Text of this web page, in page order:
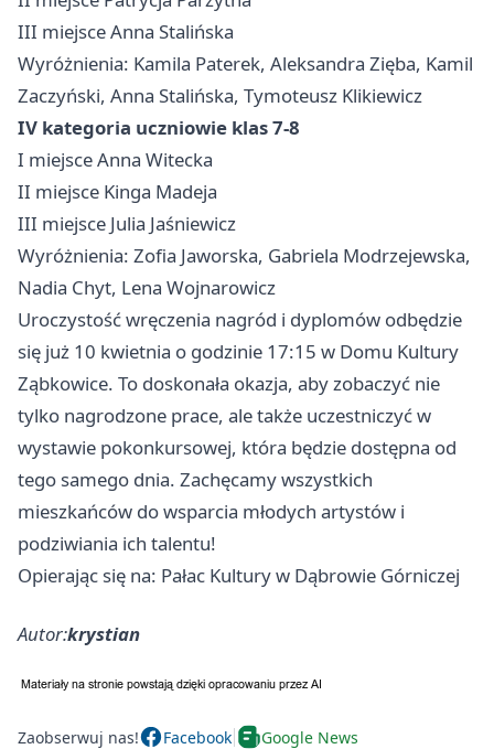
III miejsce Anna Stalińska
Wyróżnienia: Kamila Paterek, Aleksandra Zięba, Kamil
Zaczyński, Anna Stalińska, Tymoteusz Klikiewicz
IV kategoria uczniowie klas 7-8
I miejsce Anna Witecka
II miejsce Kinga Madeja
III miejsce Julia Jaśniewicz
Wyróżnienia: Zofia Jaworska, Gabriela Modrzejewska,
Nadia Chyt, Lena Wojnarowicz
Uroczystość wręczenia nagród i dyplomów odbędzie
się już 10 kwietnia o godzinie 17:15 w Domu Kultury
Ząbkowice. To doskonała okazja, aby zobaczyć nie
tylko nagrodzone prace, ale także uczestniczyć w
wystawie pokonkursowej, która będzie dostępna od
tego samego dnia. Zachęcamy wszystkich
mieszkańców do wsparcia młodych artystów i
podziwiania ich talentu!
Opierając się na: Pałac Kultury w Dąbrowie Górniczej
Autor:krystian
Zaobserwuj nas! Facebook Google News